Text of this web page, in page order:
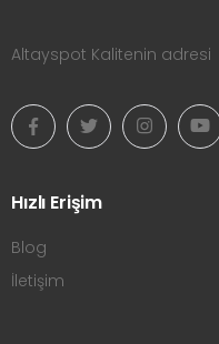
Altayspot Kalitenin adresi
Hızlı Erişim
Blog
İletişim